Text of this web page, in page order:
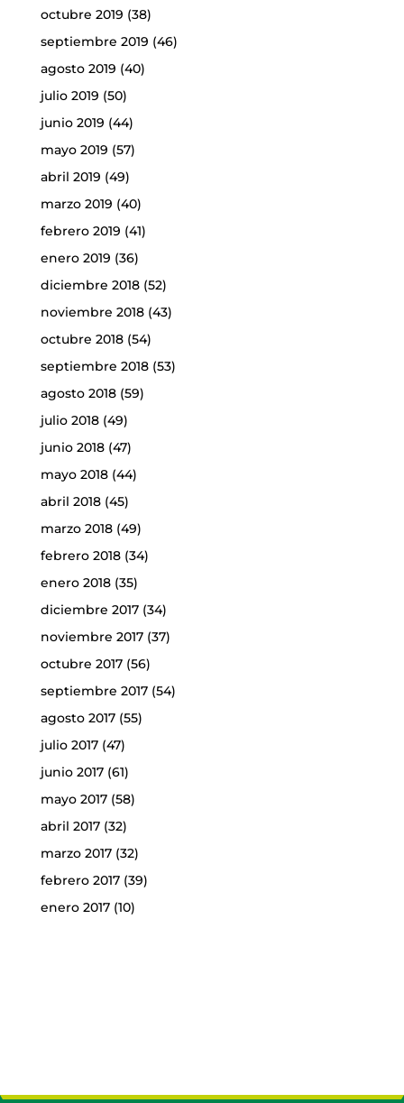
octubre 2019 (38)
septiembre 2019 (46)
agosto 2019 (40)
julio 2019 (50)
junio 2019 (44)
mayo 2019 (57)
abril 2019 (49)
marzo 2019 (40)
febrero 2019 (41)
enero 2019 (36)
diciembre 2018(52)
noviembre 2018(43)
octubre 2018(54)
septiembre 2018(53)
agosto 2018(59)
julio 2018(49)
junio 2018(47)
mayo 2018(44)
abril 2018(45)
marzo 2018(49)
febrero 2018(34)
enero 2018(35)
diciembre 2017(34)
noviembre 2017(37)
octubre 2017(56)
septiembre 2017(54)
agosto 2017(55)
julio 2017(47)
junio 2017(61)
mayo 2017(58)
abril 2017(32)
marzo 2017(32)
febrero 2017(39)
enero 2017(10)